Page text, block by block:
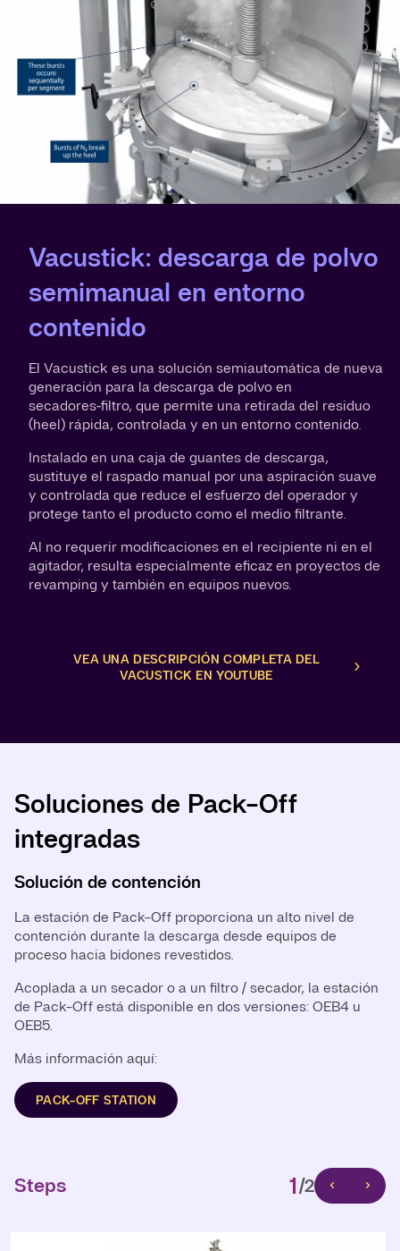
Vacustick: descarga de polvo
semimanual en entorno
contenido
El Vacustick es una solución semiautomática de nueva
generación para la descarga de polvo en
secadores‑filtro, que permite una retirada del residuo
(heel) rápida, controlada y en un entorno contenido.
Instalado en una caja de guantes de descarga,
sustituye el raspado manual por una aspiración suave
y controlada que reduce el esfuerzo del operador y
protege tanto el producto como el medio filtrante.
Al no requerir modificaciones en el recipiente ni en el
agitador, resulta especialmente eficaz en proyectos de
revamping y también en equipos nuevos.
VEA UNA DESCRIPCIÓN COMPLETA DEL
VACUSTICK EN YOUTUBE
Soluciones de Pack-Off
integradas
Solución de contención
La estación de Pack-Off proporciona un alto nivel de
contención durante la descarga desde equipos de
proceso hacia bidones revestidos.
Acoplada a un secador o a un filtro / secador, la estación
de Pack-Off está disponible en dos versiones: OEB4 u
OEB5.
Más información aquí:
PACK-OFF STATION
Steps 1/2
Aislador de descarga de alta
contención
Solución de contención
Especialmente diseñada para la manipulación de
materiales de alta potencia (HPAPI), la glove box de De
Dietrich ha sido concebida con un enfoque particular en
limpieza.
Más información aquí:
GLOVE BOXES